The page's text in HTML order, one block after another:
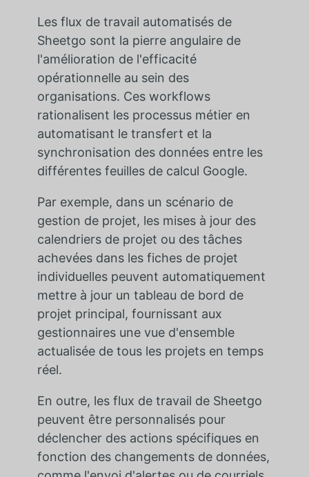
Les flux de travail automatisés de
Sheetgo sont la pierre angulaire de
l'amélioration de l'efficacité
opérationnelle au sein des
organisations. Ces workflows
rationalisent les processus métier en
automatisant le transfert et la
synchronisation des données entre les
différentes feuilles de calcul Google.
Par exemple, dans un scénario de
gestion de projet, les mises à jour des
calendriers de projet ou des tâches
achevées dans les fiches de projet
individuelles peuvent automatiquement
mettre à jour un tableau de bord de
projet principal, fournissant aux
gestionnaires une vue d'ensemble
actualisée de tous les projets en temps
réel.
En outre, les flux de travail de Sheetgo
peuvent être personnalisés pour
déclencher des actions spécifiques en
fonction des changements de données,